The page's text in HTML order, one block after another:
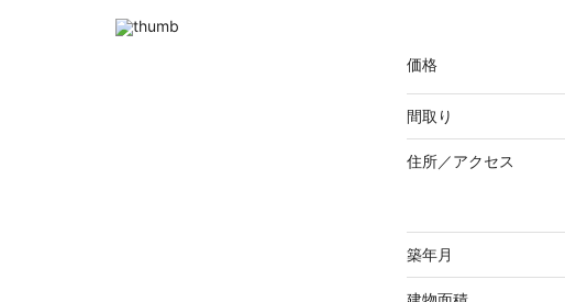
価格
間取り
住所／アクセス
築年月